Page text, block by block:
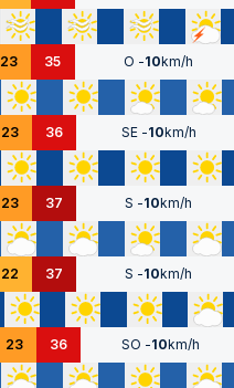
23 35 O -10km/h
23 36 SE -10km/h
23 37 S -10km/h
22 37 S -10km/h
23 36 SO -10km/h